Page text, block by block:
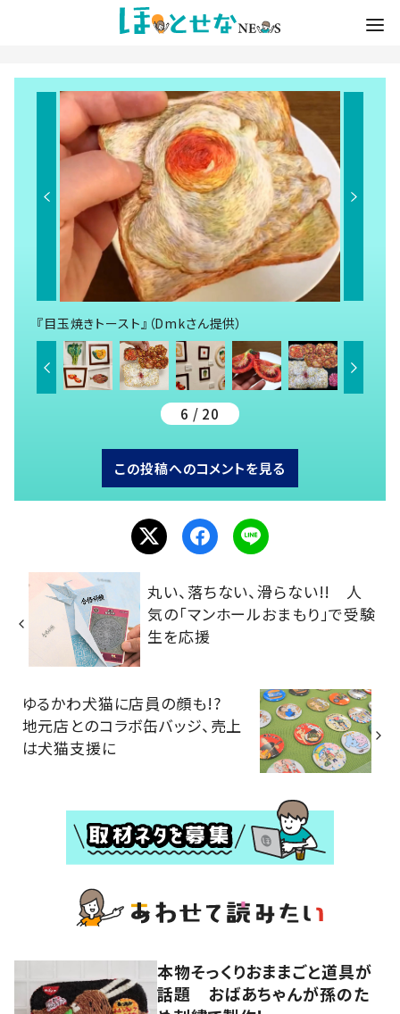
『目玉焼きトースト』（Dmkさん提供）
6 / 20
この投稿へのコメントを見る
丸い、落ちない、滑らない!! 人
気の「マンホールおまもり」で受験
生を応援
ゆるかわ犬猫に店員の顔も!?
地元店とのコラボ缶バッジ、売上
は犬猫支援に
本物そっくりおままごと道具が
話題 おばあちゃんが孫のた